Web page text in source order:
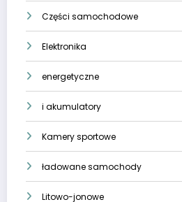
Części samochodowe
Elektronika
energetyczne
i akumulatory
Kamery sportowe
ładowane samochody
Litowo-jonowe